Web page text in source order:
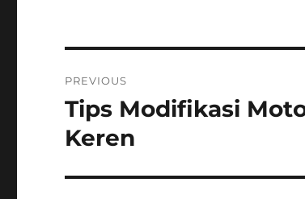
navigation
PREVIOUS
Previous
post:
Tips Modifikasi
Keren